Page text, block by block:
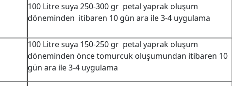
100 Litre suya 250-300 gr petal yaprak oluşum
döneminden itibaren 10 gün ara ile 3-4 uygulama
100 Litre suya 150-250 gr petal yaprak oluşum
döneminden önce tomurcuk oluşumundan itibaren 10
gün ara ile 3-4 uygulama